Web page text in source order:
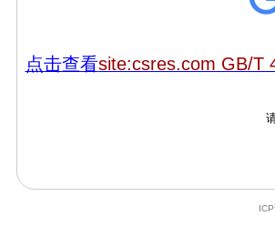
点击查看site:csres.com GB/T